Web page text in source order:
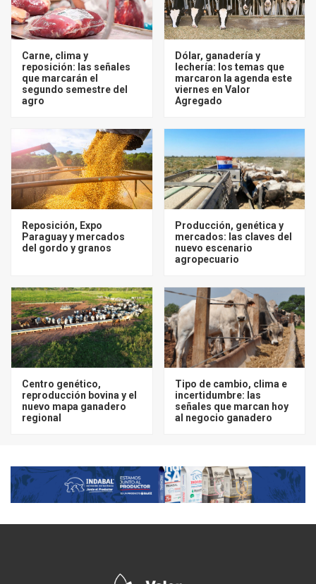
Carne, clima y
reposición: las señales
que marcarán el
segundo semestre del
agro
Dólar, ganadería y
lechería: los temas que
marcaron la agenda este
viernes en Valor
Agregado
Reposición, Expo
Paraguay y mercados
del gordo y granos
Producción, genética y
mercados: las claves del
nuevo escenario
agropecuario
Centro genético,
reproducción bovina y el
nuevo mapa ganadero
regional
Tipo de cambio, clima e
incertidumbre: las
señales que marcan hoy
al negocio ganadero